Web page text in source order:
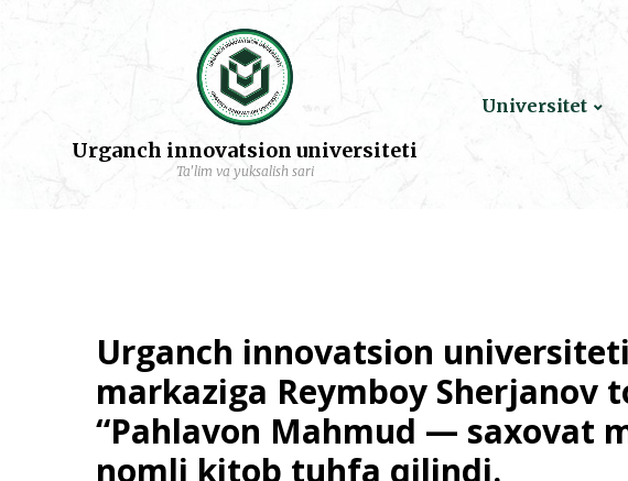
Urganch innovatsion universiteti
Ta'lim va yuksalish sari
Universitet
Urganch innovatsion
markaziga Reymboy Sherjanov
“Pahlavon Mahmud — saxovat
nomli kitob tuhfa qilindi.